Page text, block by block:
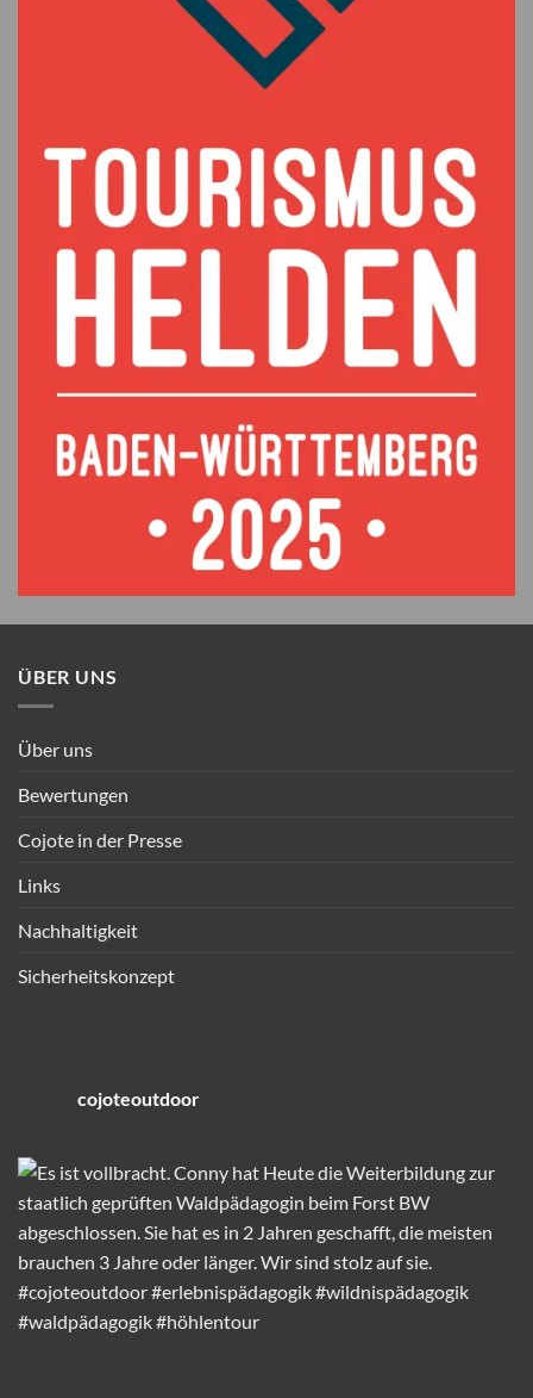
ÜBER UNS
Über uns
Bewertungen
Cojote in der Presse
Links
Nachhaltigkeit
Sicherheitskonzept
cojoteoutdoor